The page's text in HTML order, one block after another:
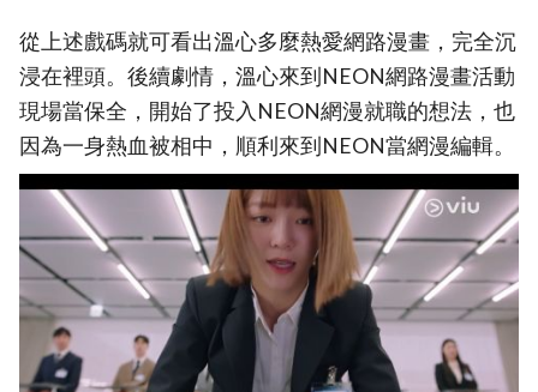
從上述戲碼就可看出溫心多麼熱愛網路漫畫，完全沉
浸在裡頭。後續劇情，溫心來到NEON網路漫畫活動
現場當保全，開始了投入NEON網漫就職的想法，也
因為一身熱血被相中，順利來到NEON當網漫編輯。